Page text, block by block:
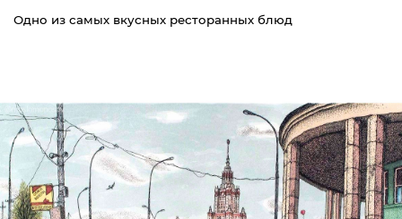
Одно из самых вкусных ресторанных блюд